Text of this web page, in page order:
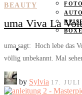
KIND & KEGEL
BEAUTY
uma Viva La
uma sagt: Hoch lebe das
völlig unbekannt. Mal
by Sylvia 17. JULI